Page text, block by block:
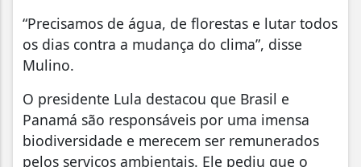
“Precisamos de água, de florestas e lutar todos
os dias contra a mudança do clima”, disse
Mulino.
O presidente Lula destacou que Brasil e
Panamá são responsáveis por uma imensa
biodiversidade e merecem ser remunerados
pelos serviços ambientais. Ele pediu que o